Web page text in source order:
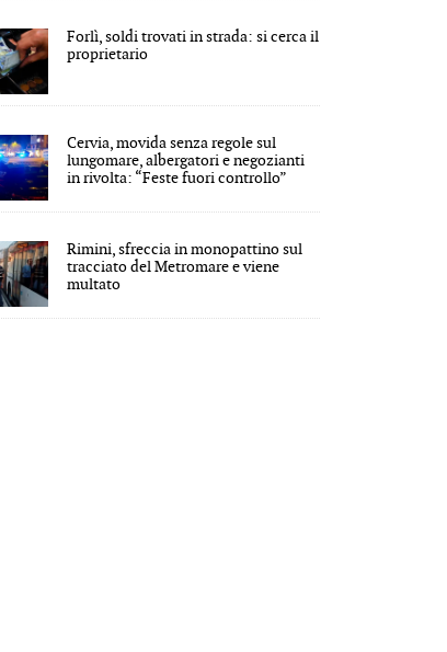
Forlì, soldi trovati in strada: si cerca il
proprietario
Cervia, movida senza regole sul
lungomare, albergatori e negozianti
in rivolta: “Feste fuori controllo”
Rimini, sfreccia in monopattino sul
tracciato del Metromare e viene
multato